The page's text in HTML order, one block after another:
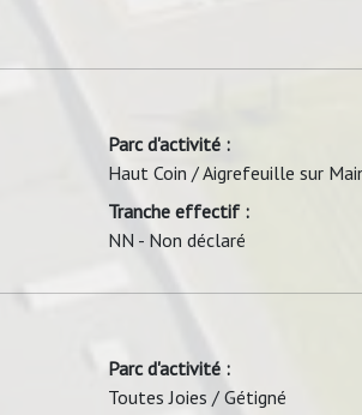
Parc d'activité :
Haut Coin / Aigrefeuille sur
Tranche effectif :
NN - Non déclaré
Parc d'activité :
Toutes Joies / Gétigné